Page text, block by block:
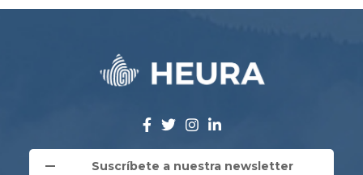
Suscríbete a nuestra newsletter